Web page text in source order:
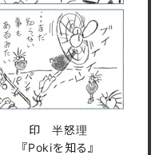
印 半怒理
『Pokiを知る』